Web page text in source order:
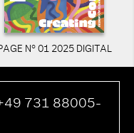
N° 01 2025 DIGITAL
731 88005-